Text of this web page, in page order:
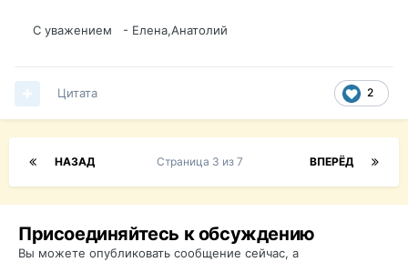
С уважением - Елена,Анатолий
2
Цитата
НАЗАД ВПЕРЁД
Страница 3 из 7
Присоединяйтесь к обсуждению
Вы можете опубликовать сообщение сейчас, а